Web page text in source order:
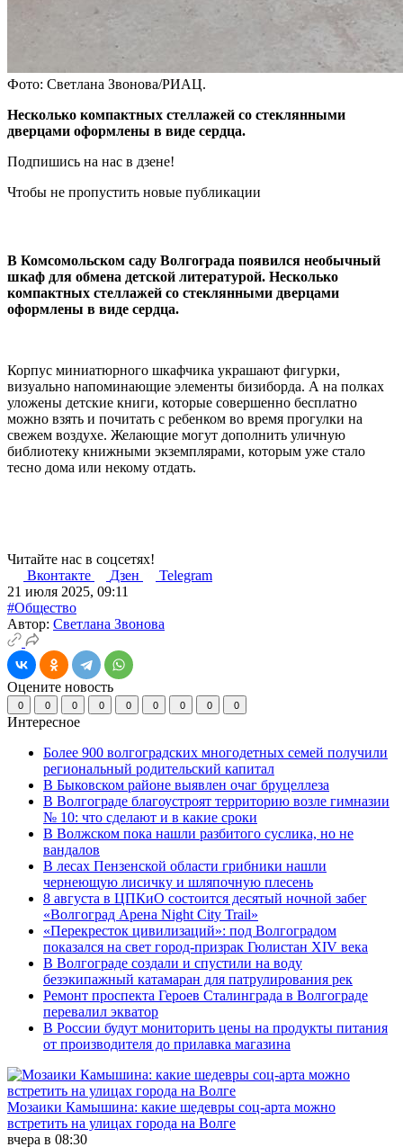
Фото: Светлана Звонова/РИАЦ.
Несколько компактных стеллажей со стеклянными
дверцами оформлены в виде сердца.
Подпишись на нас в дзене!
Чтобы не пропустить новые публикации
В Комсомольском саду Волгограда появился необычный
шкаф для обмена детской литературой. Несколько
компактных стеллажей со стеклянными дверцами
оформлены в виде сердца.
Корпус миниатюрного шкафчика украшают фигурки,
визуально напоминающие элементы бизиборда. А на полках
уложены детские книги, которые совершенно бесплатно
можно взять и почитать с ребенком во время прогулки на
свежем воздухе. Желающие могут дополнить уличную
библиотеку книжными экземплярами, которым уже стало
тесно дома или некому отдать.
Читайте нас в соцсетях!
Вконтакте
Дзен
Telegram
21 июля 2025, 09:11
#Общество
Автор: Светлана Звонова
Оцените новость
0 0 0 0 0 0 0 0 0
Интересное
Более 900 волгоградских многодетных семей получили
региональный родительский капитал
В Быковском районе выявлен очаг бруцеллеза
В Волгограде благоустроят территорию возле гимназии
№ 10: что сделают и в какие сроки
В Волжском пока нашли разбитого суслика, но не
вандалов
В лесах Пензенской области грибники нашли
чернеющую лисичку и шляпочную плесень
8 августа в ЦПКиО состоится десятый ночной забег
«Волгоград Арена Night City Trail»
«Перекресток цивилизаций»: под Волгоградом
показался на свет город-призрак Гюлистан XIV века
В Волгограде создали и спустили на воду
безэкипажный катамаран для патрулирования рек
Ремонт проспекта Героев Сталинграда в Волгограде
перевалил экватор
В России будут мониторить цены на продукты питания
от производителя до прилавка магазина
Мозаики Камышина: какие шедевры соц-арта можно
встретить на улицах города на Волге
вчера в 08:30